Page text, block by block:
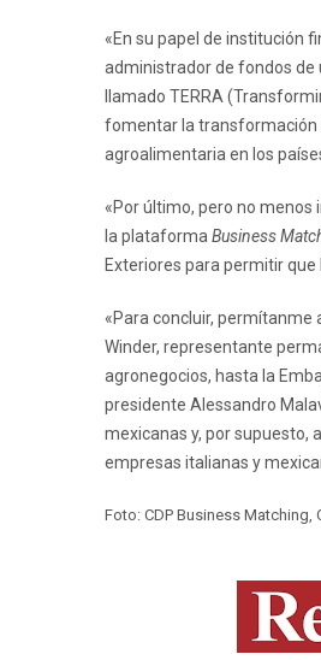
«En su papel de institución
administrador de fondos de
llamado TERRA
fomentar la transformación
agroalimentaria en los
«Por último, pero no
la plataforma Business
Exteriores para permitir
«Para concluir, permítanme
Winder, representante
agronegocios, hasta la
presidente Alessandro
mexicanas y, por supuesto,
empresas italianas y
Foto: CDP Business Matching,